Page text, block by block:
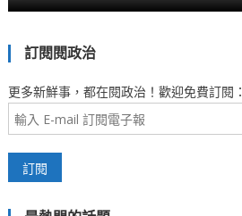
訂閱閱政治
更多新鮮事，都在閱政治！歡迎免費訂閱：